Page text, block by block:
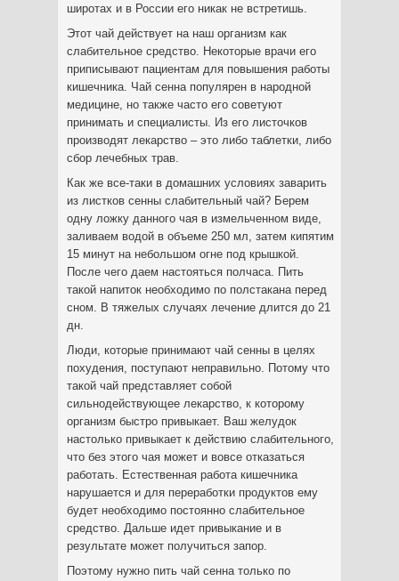
широтах и в России его никак не встретишь.
Этот чай действует на наш организм как
слабительное средство. Некоторые врачи его
приписывают пациентам для повышения работы
кишечника. Чай сенна популярен в народной
медицине, но также часто его советуют
принимать и специалисты. Из его листочков
производят лекарство – это либо таблетки, либо
сбор лечебных трав.
Как же все-таки в домашних условиях заварить
из листков сенны слабительный чай? Берем
одну ложку данного чая в измельченном виде,
заливаем водой в объеме 250 мл, затем кипятим
15 минут на небольшом огне под крышкой.
После чего даем настояться полчаса. Пить
такой напиток необходимо по полстакана перед
сном. В тяжелых случаях лечение длится до 21
дн.
Люди, которые принимают чай сенны в целях
похудения, поступают неправильно. Потому что
такой чай представляет собой
сильнодействующее лекарство, к которому
организм быстро привыкает. Ваш желудок
настолько привыкает к действию слабительного,
что без этого чая может и вовсе отказаться
работать. Естественная работа кишечника
нарушается и для переработки продуктов ему
будет необходимо постоянно слабительное
средство. Дальше идет привыкание и в
результате может получиться запор.
Поэтому нужно пить чай сенна только по